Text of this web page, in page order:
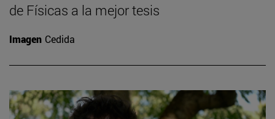
de Físicas a la mejor tesis
Imagen Cedida